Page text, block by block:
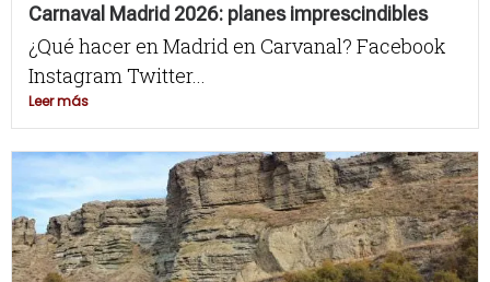
Carnaval Madrid 2026: planes imprescindibles
¿Qué hacer en Madrid en Carvanal? Facebook
Instagram Twitter...
Leer más